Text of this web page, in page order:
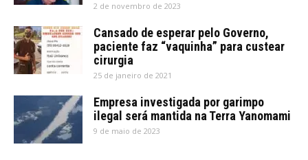
2 de novembro de 2023
Cansado de esperar pelo Governo,
paciente faz “vaquinha” para custear
cirurgia
25 de janeiro de 2021
Empresa investigada por garimpo
ilegal será mantida na Terra Yanomami
9 de maio de 2023